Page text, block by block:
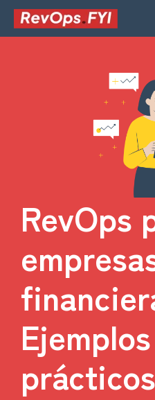
RevOps
prácticos